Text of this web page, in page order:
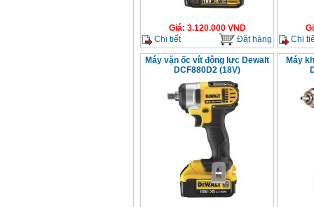
Giá: 3.120.000VND
Chi tiết
Đặt hàng
Chi
Máy vặn ốc vít động lực Dewalt
DCF880D2 (18V)
Máy